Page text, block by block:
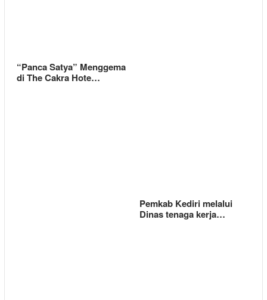
“Panca Satya” Menggema
di The Cakra Hote…
Pemkab Kediri melalui
Dinas tenaga kerja…